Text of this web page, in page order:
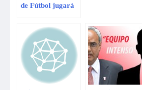
de Fútbol jugará
Inglaterra este 30
de mayo en
Londres